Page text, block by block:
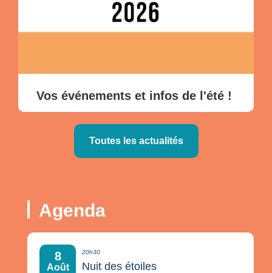
Vos événements et infos de l'été !
Toutes les actualités
Agenda
8
Août
20h30
Nuit des étoiles